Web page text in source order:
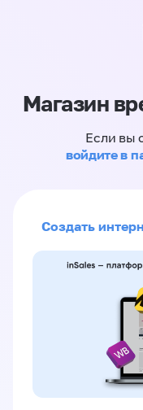
Магазин
Если вы
войдите в
Создать